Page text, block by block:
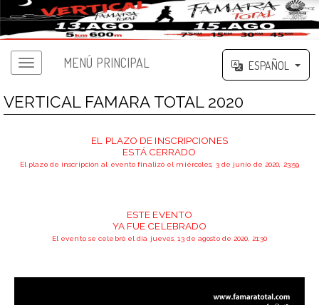
MENÚ PRINCIPAL ESPAÑOL
VERTICAL FAMARA TOTAL 2020
EL PLAZO DE INSCRIPCIONES
ESTÁ CERRADO
El plazo de inscripción al evento finalizó el miércoles, 3 de junio de 2020, 23:59
ESTE EVENTO
YA FUE CELEBRADO
El evento se celebró el día jueves, 13 de agosto de 2020, 21:30